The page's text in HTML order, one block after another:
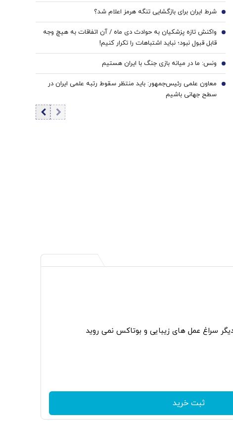
شرط ایران برای بازگشایی تنگه هرمز اعلام شد؟ 7
واکنش تازه پزشکیان به حوادث دی ماه / آن اتفاقات به هیچ وجه
قابل قبول نبود؛ نباید اشتباهات را تکرار کنیم!
8
ونس: ما در میانه بازی جنگ با ایران هستیم 9
معاون علمی رئیس‌جمهور: باید منتظر سقوط رتبه علمی ایران در
سطح جهانی باشیم
10
سراغ عمل های زیبایی و بوتاکس نمی روید
ثبت خرید